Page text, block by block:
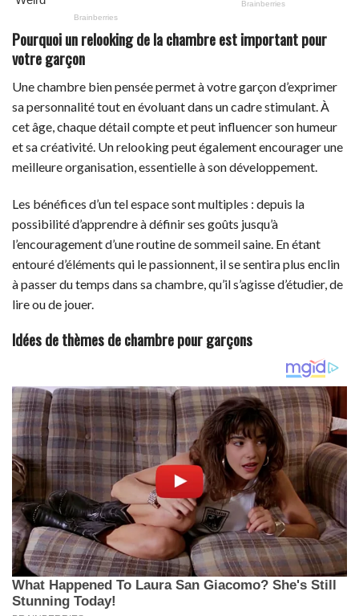
Pourquoi un relooking de la chambre est important pour
votre garçon
Une chambre bien pensée permet à votre garçon d’exprimer
sa personnalité tout en évoluant dans un cadre stimulant. À
cet âge, chaque détail compte et peut influencer son humeur
et sa créativité. Un relooking peut également encourager une
meilleure organisation, essentielle à son développement.
Les bénéfices d’un tel espace sont multiples : depuis la
possibilité d’apprendre à définir ses goûts jusqu’à
l’encouragement d’une routine de sommeil saine. En étant
entouré d’éléments qui le passionnent, il se sentira plus enclin
à passer du temps dans sa chambre, qu’il s’agisse d’étudier, de
lire ou de jouer.
Idées de thèmes de chambre pour garçons